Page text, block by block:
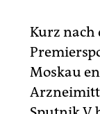
Kurz nach
Moskau